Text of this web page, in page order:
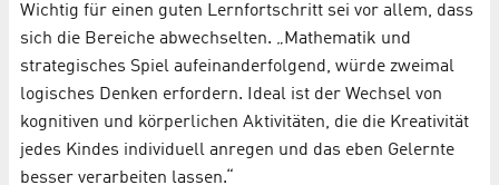
Wichtig für einen guten Lernfortschritt sei vor allem, dass
sich die Bereiche abwechselten. „Mathematik und
strategisches Spiel aufeinanderfolgend, würde zweimal
logisches Denken erfordern. Ideal ist der Wechsel von
kognitiven und körperlichen Aktivitäten, die die Kreativität
jedes Kindes individuell anregen und das eben Gelernte
besser verarbeiten lassen.“